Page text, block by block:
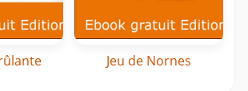
Jeu de Nornes